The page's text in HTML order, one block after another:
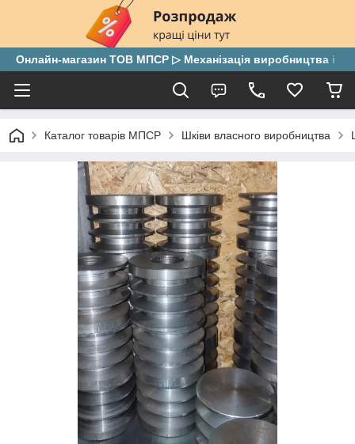
Онлайн-магазин ТОВ МПСР ▷ Механізація виробництва і
Каталог товарів МПСР Шківи власного виробництва